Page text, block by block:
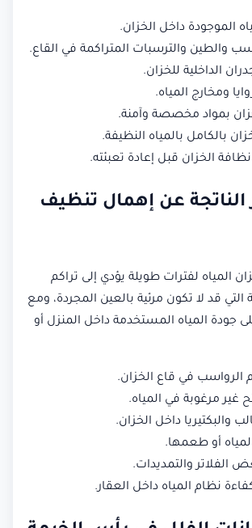
الموجودة داخل الخزان.
والطين والترسبات المتراكمة في القاع.
الداخلية للخزان.
ومخارج المياه.
بمواد مخصصة وآمنة.
بالكامل بالمياه النظيفة.
الخزان قبل إعادة تعبئته.
الناتجة عن إهمال تنظيف
المياه لفترات طويلة يؤدي إلى تراكم
التي قد لا تكون مرئية بالعين المجردة، ومع
جودة المياه المستخدمة داخل المنزل أو
الرواسب في قاع الخزان.
غير مرغوبة في المياه.
والبكتيريا داخل الخزان.
أو طعمها.
الفلاتر والتمديدات.
نظام المياه داخل العقار.